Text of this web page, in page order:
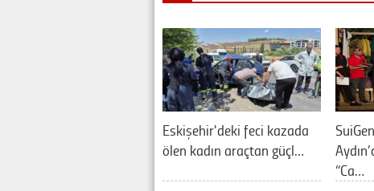
Eskişehir'deki feci kazada
ölen kadın araçtan güçl…
“Ca…